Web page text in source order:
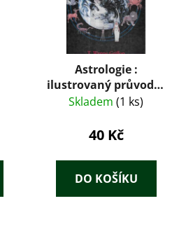
Astrologie :
ilustrovaný průvodce
: klíč k pochopení
Skladem (1 ks)
40 Kč
DO KOŠÍKU